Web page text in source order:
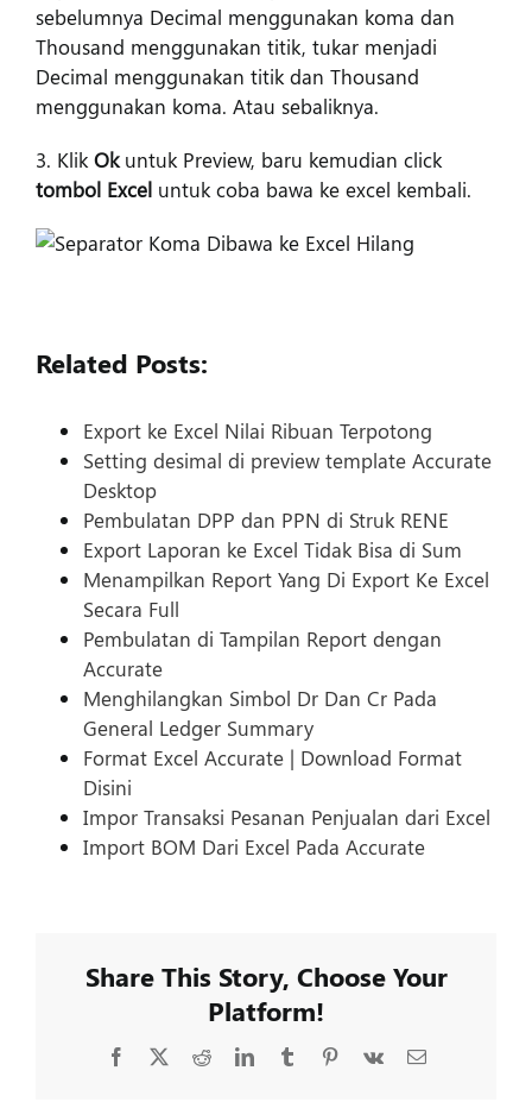
sebelumnya Decimal menggunakan koma dan
Thousand menggunakan titik, tukar menjadi
Decimal menggunakan titik dan Thousand
menggunakan koma. Atau sebaliknya.
3. Klik Okuntuk Preview, baru kemudian click
tombol Excel untuk coba bawa ke excel kembali.
Related Posts:
Export ke Excel Nilai Ribuan Terpotong
Setting desimal di preview template Accurate
Desktop
Pembulatan DPP dan PPN di Struk RENE
Export Laporan ke Excel Tidak Bisa di Sum
Menampilkan Report Yang Di Export Ke Excel
Secara Full
Pembulatan di Tampilan Report dengan
Accurate
Menghilangkan Simbol Dr Dan Cr Pada
General Ledger Summary
Format Excel Accurate | Download Format
Disini
Impor Transaksi Pesanan Penjualan dari Excel
Import BOM Dari Excel Pada Accurate
Share This Story, Choose Your
Platform!
Facebook
X RedditLinkedInTumblrPinterest
Vk Email